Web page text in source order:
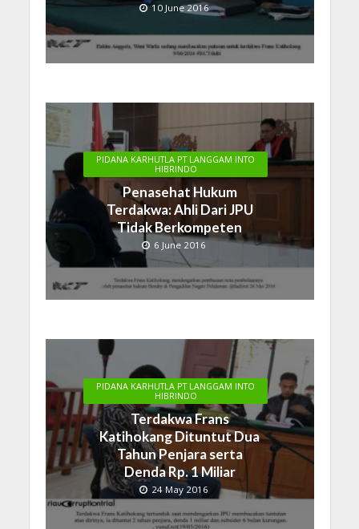
10 June 2016
PIDANA KARHUTLA PT LANGGAM INTO
HIBRINDO
Penasehat Hukum
Terdakwa: Ahli Dari JPU
Tidak Berkompeten
6 June 2016
PIDANA KARHUTLA PT LANGGAM INTO
HIBRINDO
Terdakwa Frans
Katihokang Dituntut Dua
Tahun Penjara serta
Denda Rp. 1 Miliar
24 May 2016